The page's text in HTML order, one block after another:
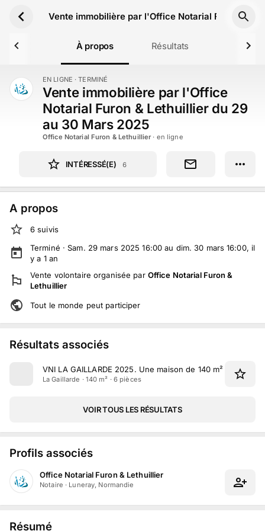
Vente immobilière par l'Office Notarial Furon &
À propos Résultats
TERMINÉ EN LIGNE · TERMINÉ
Vente immobilière par l'Office
Notarial Furon & Lethuillier du 29
au 30 Mars 2025
Office Notarial Furon & Lethuillier· en ligne
INTÉRESSÉ(E) 6
A propos
6 suivis
Terminé ·Sam. 29 mars 2025 16:00 au dim. 30 mars 16:00, il
y a 1 an
Vente volontaire organisée par Office Notarial Furon &
Lethuillier
Tout le monde peut participer
Résultats associés
VNI LA GAILLARDE 2025. Une maison de 140 m² située
La Gaillarde · 140 m² · 6 pièces
VOIR TOUS LES RÉSULTATS
Profils associés
Office Notarial Furon & Lethuillier
Notaire · Luneray, Normandie
Résumé